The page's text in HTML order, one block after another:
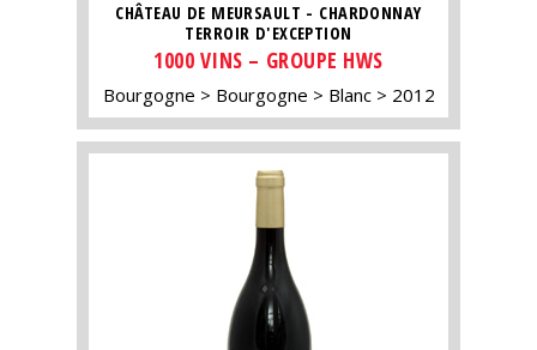
CHÂTEAU DE MEURSAULT - CHARDONNAY
TERROIR D'EXCEPTION
1000 VINS – GROUPE HWS
Bourgogne Bourgogne Blanc 2012